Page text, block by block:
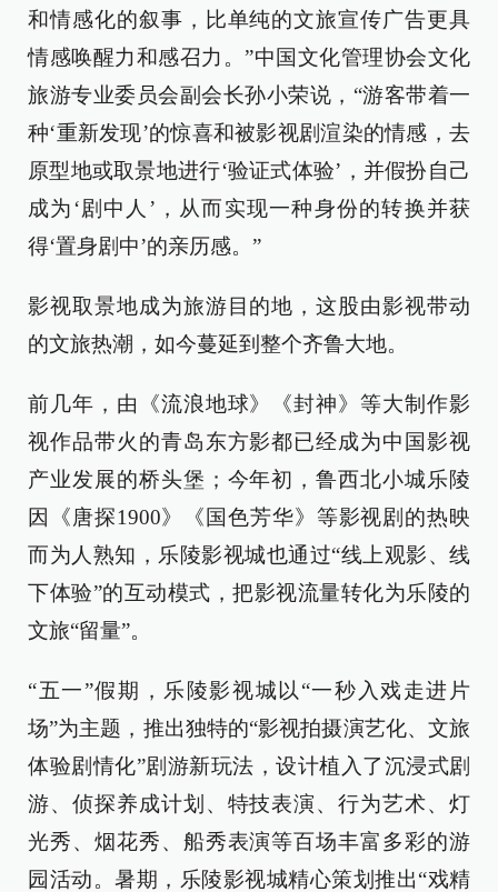
和情感化的叙事，比单纯的文旅宣传广告更具
情感唤醒力和感召力。”中国文化管理协会文化
旅游专业委员会副会长孙小荣说，“游客带着一
种‘重新发现’的惊喜和被影视剧渲染的情感，去
原型地或取景地进行‘验证式体验’，并假扮自己
成为‘剧中人’，从而实现一种身份的转换并获
得‘置身剧中’的亲历感。”
影视取景地成为旅游目的地，这股由影视带动
的文旅热潮，如今蔓延到整个齐鲁大地。
前几年，由《流浪地球》《封神》等大制作影
视作品带火的青岛东方影都已经成为中国影视
产业发展的桥头堡；今年初，鲁西北小城乐陵
因《唐探1900》《国色芳华》等影视剧的热映
而为人熟知，乐陵影视城也通过“线上观影、线
下体验”的互动模式，把影视流量转化为乐陵的
文旅“留量”。
“五一”假期，乐陵影视城以“一秒入戏走进片
场”为主题，推出独特的“影视拍摄演艺化、文旅
体验剧情化”剧游新玩法，设计植入了沉浸式剧
游、侦探养成计划、特技表演、行为艺术、灯
光秀、烟花秀、船秀表演等百场丰富多彩的游
园活动。暑期，乐陵影视城精心策划推出“戏精